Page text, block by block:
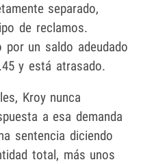
separado,
de reclamos.
por un saldo adeudado
y está atrasado.
Kroy nunca
a esa demanda
sentencia diciendo
total, más unos